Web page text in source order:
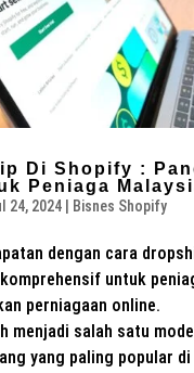
Di Shopify :
Peniaga
24, 2024| Bisnes Shopify
dengan cara
untuk
perniagaan online.
menjadi salah satu
yang paling popular di